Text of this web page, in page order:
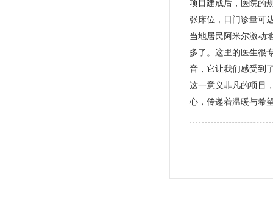
项目建成后，医院的
张床位，日门诊量可
当地居民阿米尔激动
多了。这里的医生很
音，它让我们感受到
这一意义非凡的项目
心，传递着温暖与希